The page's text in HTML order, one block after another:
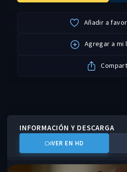
Añadir a
Agregar a mi
INFORMACIÓN Y DESCARGA
VER EN HD